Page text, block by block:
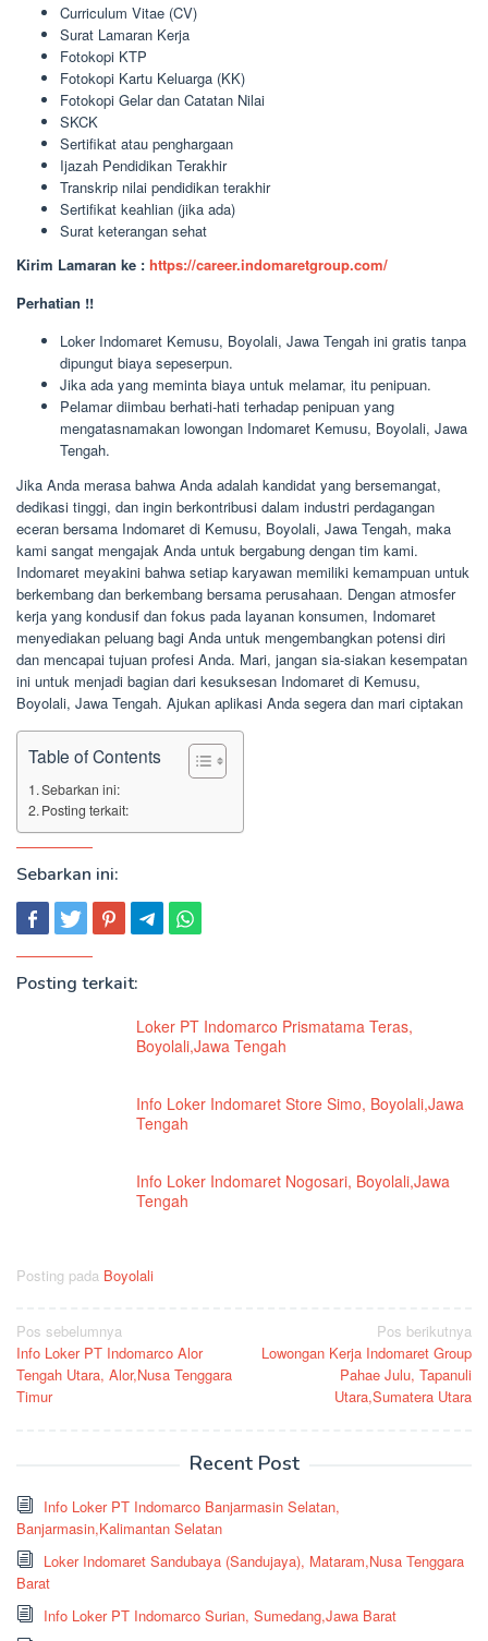
Curriculum Vitae (CV)
Surat Lamaran Kerja
Fotokopi KTP
Fotokopi Kartu Keluarga (KK)
Fotokopi Gelar dan Catatan Nilai
SKCK
Sertifikat atau penghargaan
Ijazah Pendidikan Terakhir
Transkrip nilai pendidikan terakhir
Sertifikat keahlian (jika ada)
Surat keterangan sehat
Kirim Lamaran ke : https://career.indomaretgroup.com/
Perhatian !!
Loker Indomaret Kemusu, Boyolali, Jawa Tengah ini gratis tanpa
dipungut biaya sepeserpun.
Jika ada yang meminta biaya untuk melamar, itu penipuan.
Pelamar diimbau berhati-hati terhadap penipuan yang
mengatasnamakan lowongan Indomaret Kemusu, Boyolali, Jawa
Tengah.
Jika Anda merasa bahwa Anda adalah kandidat yang bersemangat,
dedikasi tinggi, dan ingin berkontribusi dalam industri perdagangan
eceran bersama Indomaret di Kemusu, Boyolali, Jawa Tengah, maka
kami sangat mengajak Anda untuk bergabung dengan tim kami.
Indomaret meyakini bahwa setiap karyawan memiliki kemampuan untuk
berkembang dan berkembang bersama perusahaan. Dengan atmosfer
kerja yang kondusif dan fokus pada layanan konsumen, Indomaret
menyediakan peluang bagi Anda untuk mengembangkan potensi diri
dan mencapai tujuan profesi Anda. Mari, jangan sia-siakan kesempatan
ini untuk menjadi bagian dari kesuksesan Indomaret di Kemusu,
Boyolali, Jawa Tengah. Ajukan aplikasi Anda segera dan mari ciptakan
Table of Contents
Sebarkan ini:
Posting terkait:
Sebarkan ini:
Posting terkait:
Loker PT Indomarco Prismatama Teras,
Boyolali,Jawa Tengah
Info Loker Indomaret Store Simo, Boyolali,Jawa
Tengah
Info Loker Indomaret Nogosari, Boyolali,Jawa
Tengah
Posting pada Boyolali
Navigasi
pos
Pos sebelumnya
Info Loker PT Indomarco Alor
Tengah Utara, Alor,Nusa Tenggara
Timur
Pos berikutnya
Lowongan Kerja Indomaret Group
Pahae Julu, Tapanuli
Utara,Sumatera Utara
Recent Post
Info Loker PT Indomarco Banjarmasin Selatan,
Banjarmasin,Kalimantan Selatan
Loker Indomaret Sandubaya (Sandujaya), Mataram,Nusa Tenggara
Barat
Info Loker PT Indomarco Surian, Sumedang,Jawa Barat